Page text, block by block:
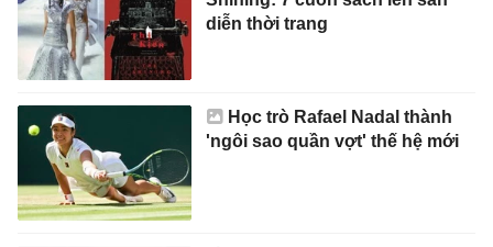
diễn thời trang
Học trò Rafael Nadal thành
'ngôi sao quần vợt' thế hệ mới